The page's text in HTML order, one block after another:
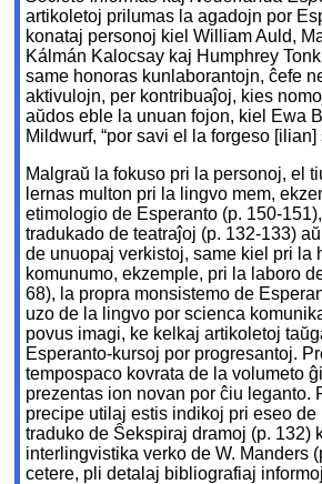
artikoletoj prilumas la agadojn por
konataj personoj kiel William Auld,
Kálmán Kalocsay kaj Humphrey
same honoras kunlaborantojn, ĉefe
aktivulojn, per kontribuaĵoj, kies
aŭdos eble la unuan fojon, kiel Ewa
Mildwurf, “por savi el la forgeso [ilian]
Malgraŭ la fokuso pri la personoj, el
lernas multon pri la lingvo mem,
etimologio de Esperanto (p. 150-
tradukado de teatraĵoj (p. 132-133)
de unuopaj verkistoj, same kiel pri la
komunumo, ekzemple, pri la laboro
68), la propra monsistemo de
uzo de la lingvo por scienca
povus imagi, ke kelkaj artikoletoj
Esperanto-kursoj por progresantoj.
tempospaco kovrata de la volumeto
prezentas ion novan por ĉiu leganto.
precipe utilaj estis indikoj pri eseo de
traduko de Ŝekspiraj dramoj (p. 132)
interlingvistika verko de W. Manders
cetere, pli detalaj bibliografiaj